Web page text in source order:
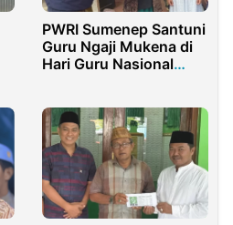
PWRI Sumenep Santuni
Guru Ngaji Mukena di
Hari Guru Nasional